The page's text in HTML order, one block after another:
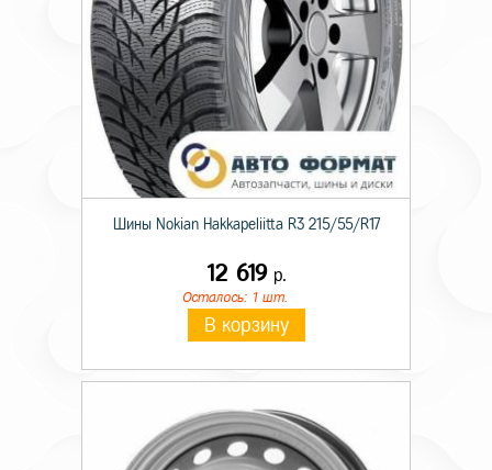
Шины Nokian Hakkapeliitta R3 215/55/R17
12 619р.
Осталось: 1 шт.
В корзину